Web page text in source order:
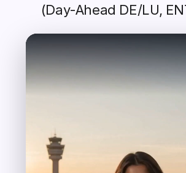
(Day-Ahead DE/LU,